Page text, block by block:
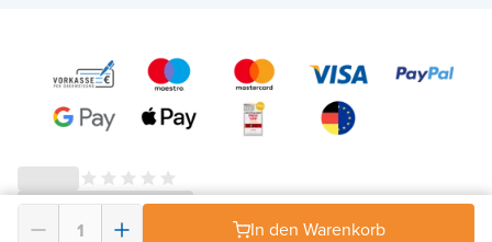
In den Warenkorb
© 2026 - X²O Badezimmer – USt-IdNr: DE343506152 -AGB Widerrufsrecht